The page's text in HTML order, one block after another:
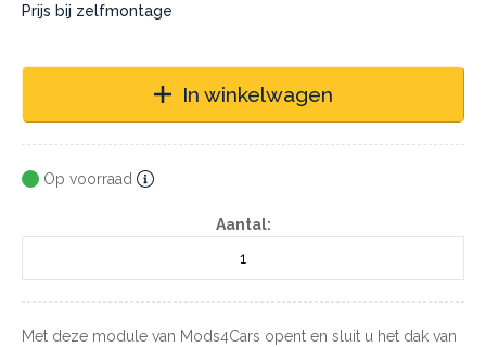
Prijs bij zelfmontage
In winkelwagen
Op voorraad
Aantal:
Met deze module van Mods4Cars opent en sluit u het dak van